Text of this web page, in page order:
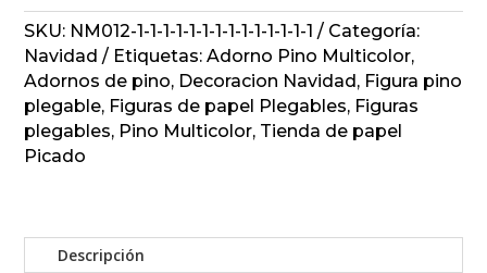
cantidad
SKU: NM012-1-1-1-1-1-1-1-1-1-1-1-1-1-1
Categoría:
Navidad
Etiquetas:Adorno Pino Multicolor,
Adornos de pino, Decoracion Navidad, Figura pino
plegable, Figuras de papel Plegables, Figuras
plegables, Pino Multicolor, Tienda de papel
Picado
Descripción